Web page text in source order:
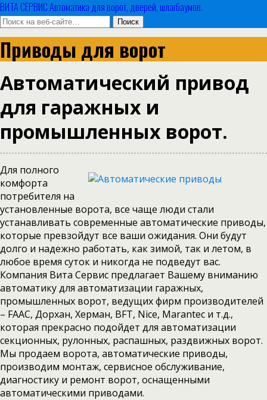
ВИТА СЕРВИС Автоматика для ворот, дверей, шлагбаумов.
Приводы для ворот
Автоматический привод
для гаражных и
промышленных ворот.
Для полного
комфорта
потребителя на
установленные ворота, все чаще люди стали
устанавливать современные автоматические приводы,
которые превзойдут все ваши ожидания. Они будут
долго и надежно работать, как зимой, так и летом, в
любое время суток и никогда не подведут вас.
Компания Вита Сервис предлагает Вашему вниманию
автоматику для автоматизации гаражных,
промышленных ворот, ведущих фирм производителей
– FAAC, Дорхан, Херман, BFT, Nice, Marantec и т.д.,
которая прекрасно подойдет для автоматизации
секционных, рулонных, распашных, раздвижных ворот.
Мы продаем ворота, автоматические приводы,
производим монтаж, сервисное обслуживание,
диагностику и ремонт ворот, оснащенными
автоматическими приводами.